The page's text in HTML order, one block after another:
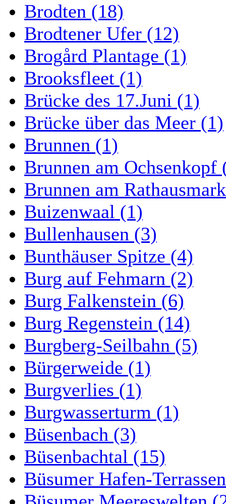
Brodten (18)
Brodtener Ufer (12)
Brogård Plantage (1)
Brooksfleet (1)
Brücke des 17.Juni (1)
Brücke über das Meer (1)
Brunnen (1)
Brunnen am Ochsenkopf
Brunnen am
Buizenwaal (1)
Bullenhausen (3)
Bunthäuser Spitze (4)
Burg auf Fehmarn (2)
Burg Falkenstein (6)
Burg Regenstein (14)
Burgberg-Seilbahn (5)
Bürgerweide (1)
Burgverlies (1)
Burgwasserturm (1)
Büsenbach (3)
Büsenbachtal (15)
Büsumer Hafen-